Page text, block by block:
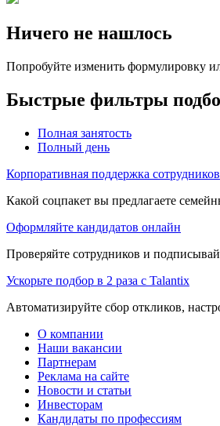
Ничего не нашлось
Попробуйте изменить формулировку
Быстрые фильтры
Полная занятость
Полный день
Корпоративная поддержка сотрудников
Какой соцпакет вы предлагаете
Оформляйте кандидатов онлайн
Проверяйте сотрудников и
Ускорьте подбор в 2 раза с Talantix
Автоматизируйте сбор откликов,
О компании
Наши вакансии
Партнерам
Реклама на сайте
Новости и статьи
Инвесторам
Кандидаты по профессиям